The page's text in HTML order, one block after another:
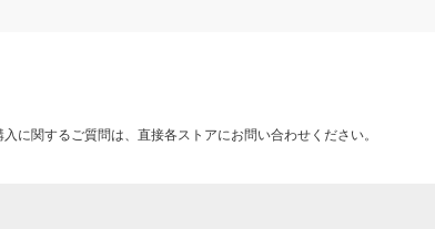
に関するご質問は、直接各ストアにお問い合わせください。